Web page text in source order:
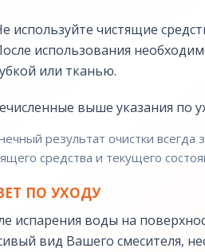
используйте чистящие
использования
или тканью.
выше указания по
результат очистки всегда
средства и текущего
ПО УХОДУ
испарения воды на
вид Вашего смесителя,